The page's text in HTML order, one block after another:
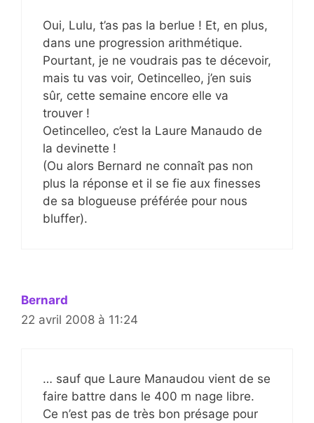
Oui, Lulu, t’as pas la berlue ! Et, en plus,
dans une progression arithmétique.
Pourtant, je ne voudrais pas te décevoir,
mais tu vas voir, Oetincelleo, j’en suis
sûr, cette semaine encore elle va
trouver !
Oetincelleo, c’est la Laure Manaudo de
la devinette !
(Ou alors Bernard ne connaît pas non
plus la réponse et il se fie aux finesses
de sa blogueuse préférée pour nous
bluffer).
Bernard
22 avril 2008 à 11:24
… sauf que Laure Manaudou vient de se
faire battre dans le 400 m nage libre.
Ce n’est pas de très bon présage pour